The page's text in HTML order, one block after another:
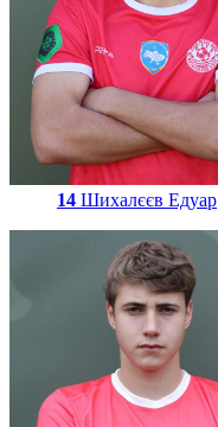
14 Шихалєєв Едуар